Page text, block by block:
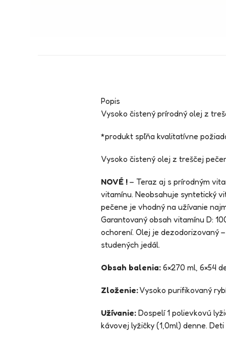
Popis
Vysoko čistený prírodný olej z
*produkt spĺňa kvalitatívne
Vysoko čistený olej z treščej
NOVÉ ! – Teraz aj s prírodným
vitamínu. Neobsahuje syntetický
pečene je vhodný na užívanie
Garantovaný obsah vitamínu D:
ochorení. Olej je dezodorizovaný
studených jedál.
Obsah balenia: 6×270 ml, 6×54
Zloženie:Vysoko purifikovaný
Užívanie: Dospelí 1 polievkovú
kávovej lyžičky (1,0ml) denne.